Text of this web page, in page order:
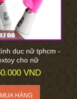
dục nữ tphcm -
cho nữ
VND